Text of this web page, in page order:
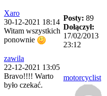
Xaro
30-12-2021 18:14
Witam wszystkich
ponownie
zawila
22-12-2021 13:05
Bravo!!!! Warto
było czekać.
Posty: 89
Dołączył:
17/02/2013
23:12
motorcyclist